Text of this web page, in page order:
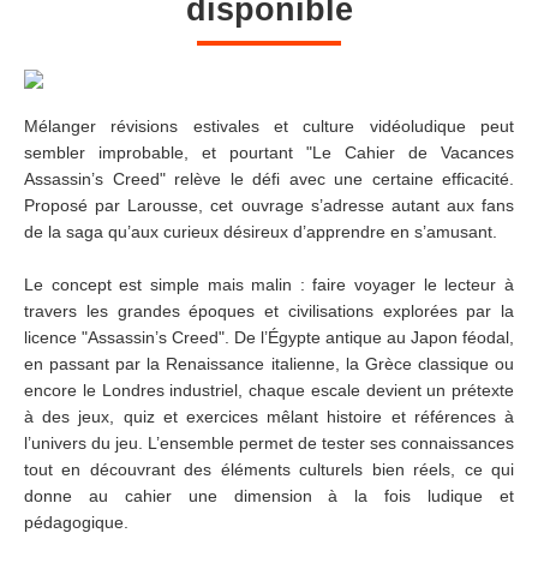
MEMBRE
disponible
Mélanger révisions estivales et culture vidéoludique peut
sembler improbable, et pourtant "Le Cahier de Vacances
Assassin’s Creed" relève le défi avec une certaine efficacité.
Proposé par Larousse, cet ouvrage s’adresse autant aux fans
de la saga qu’aux curieux désireux d’apprendre en s’amusant.
Le concept est simple mais malin : faire voyager le lecteur à
travers les grandes époques et civilisations explorées par la
licence "Assassin’s Creed". De l’Égypte antique au Japon féodal,
en passant par la Renaissance italienne, la Grèce classique ou
encore le Londres industriel, chaque escale devient un prétexte
à des jeux, quiz et exercices mêlant histoire et références à
l’univers du jeu. L’ensemble permet de tester ses connaissances
tout en découvrant des éléments culturels bien réels, ce qui
donne au cahier une dimension à la fois ludique et
pédagogique.